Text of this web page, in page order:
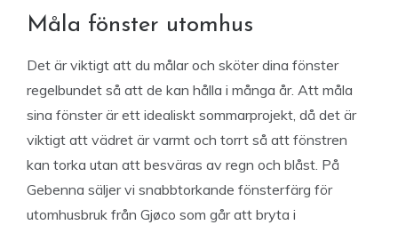
Måla fönster utomhus
Det är viktigt att du målar och sköter dina fönster
regelbundet så att de kan hålla i många år. Att måla
sina fönster är ett idealiskt sommarprojekt, då det är
viktigt att vädret är varmt och torrt så att fönstren
kan torka utan att besväras av regn och blåst. På
Gebenna säljer vi snabbtorkande fönsterfärg för
utomhusbruk från Gjøco som går att bryta i